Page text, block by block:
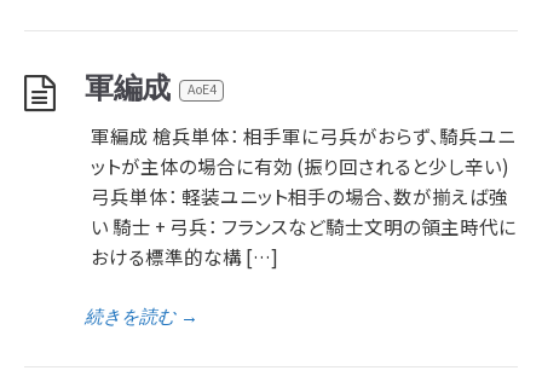
軍編成 AoE4
軍編成 槍兵単体： 相手軍に弓兵がおらず、騎兵ユニ
ットが主体の場合に有効 (振り回されると少し辛い)
弓兵単体： 軽装ユニット相手の場合、数が揃えば強
い 騎士 + 弓兵： フランスなど騎士文明の領主時代に
おける標準的な構 […]
続きを読む→